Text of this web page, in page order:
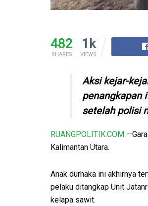
482
SHARES
1k
VIEWS
Aksi kejar-
penangkapan
setelah polisi
RUANGPOLITIK.COM —
Kalimantan Utara.
Anak durhaka ini akhirnya
pelaku ditangkap Unit
kelapa sawit.